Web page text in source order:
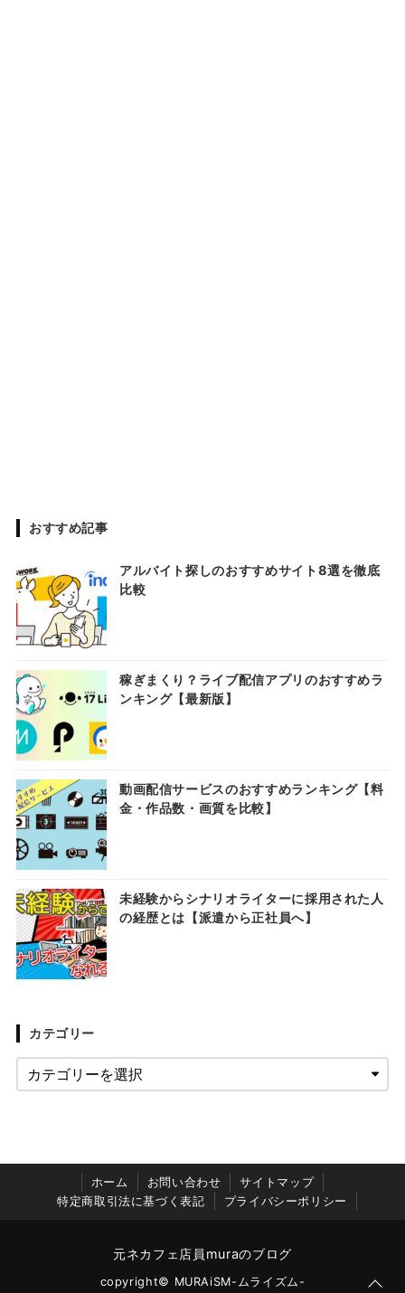
おすすめ記事
アルバイト探しのおすすめサイト8選を徹底
比較
稼ぎまくり？ライブ配信アプリのおすすめラ
ンキング【最新版】
動画配信サービスのおすすめランキング【料
金・作品数・画質を比較】
未経験からシナリオライターに採用された人
の経歴とは【派遣から正社員へ】
カテゴリー
ホーム お問い合わせ
サイトマップ
特定商取引法に基づく表記
プライバシーポリシー
元ネカフェ店員muraのブログ
copyright© MURAiSM-ムライズム-